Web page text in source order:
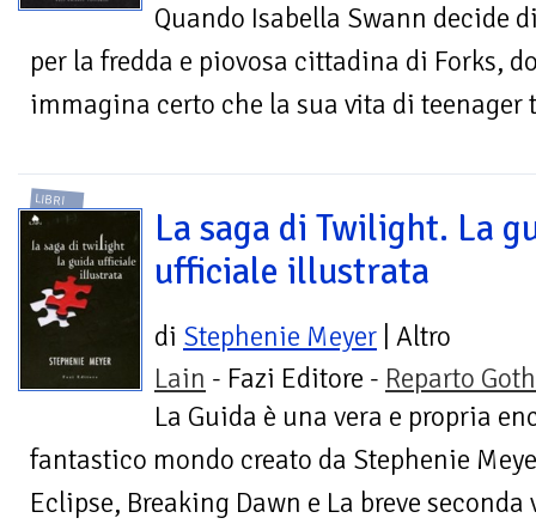
Quando Isabella Swann decide
per la fredda e piovosa cittadina di Forks,
immagina certo che la sua vita di
LIBRI
La saga di Twilight. La
ufficiale illustrata
di Stephenie Meyer | Altro
Lain - Fazi Editore - Reparto
La Guida è una vera e propria
fantastico mondo creato da Stephenie
Eclipse, Breaking Dawn e La breve seconda